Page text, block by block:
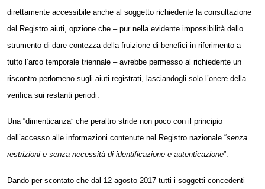
direttamente accessibile anche al soggetto richiedente la consultazione
del Registro aiuti, opzione che – pur nella evidente impossibilità dello
strumento di dare contezza della fruizione di benefici in riferimento a
tutto l’arco temporale triennale – avrebbe permesso al richiedente un
riscontro perlomeno sugli aiuti registrati, lasciandogli solo l’onere della
verifica sui restanti periodi.
Una “dimenticanza” che peraltro stride non poco con il principio
dell’accesso alle informazioni contenute nel Registro nazionale “senza
restrizioni e senza necessità di identificazione e autenticazione”.
Dando per scontato che dal 12 agosto 2017 tutti i soggetti concedenti